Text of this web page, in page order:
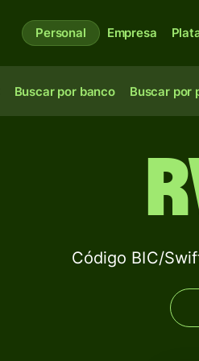
Personal Empresa
Buscar por banco Buscar por
Código BIC/